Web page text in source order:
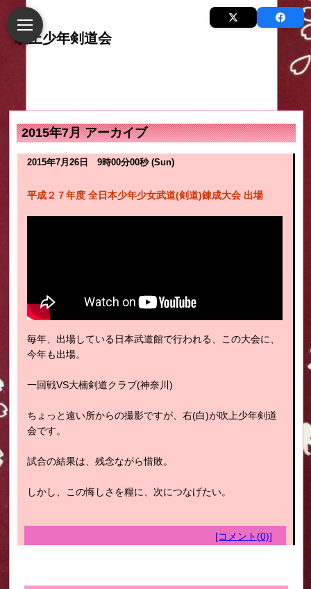
2015年7月 アーカイブ
2015年7月26日 9時00分00秒 (Sun)
平成２７年度 全日本少年少女武道(剣道)錬成大会 出場
毎年、出場している日本武道館で行われる、この大会に、
今年も出場。
一回戦VS大楠剣道クラブ(神奈川)
ちょっと遠い所からの撮影ですが、右(白)が吹上少年剣道
会です。
試合の結果は、残念ながら惜敗。
しかし、この悔しさを糧に、次につなげたい。
[コメント(0)]